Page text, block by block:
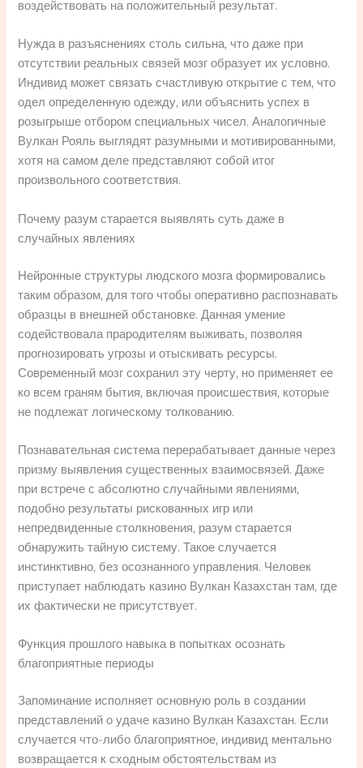
воздействовать на положительный результат.
Нужда в разъяснениях столь сильна, что даже при
отсутствии реальных связей мозг образует их условно.
Индивид может связать счастливую открытие с тем, что
одел определенную одежду, или объяснить успех в
розыгрыше отбором специальных чисел. Аналогичные
Вулкан Рояль выглядят разумными и мотивированными,
хотя на самом деле представляют собой итог
произвольного соответствия.
Почему разум старается выявлять суть даже в
случайных явлениях
Нейронные структуры людского мозга формировались
таким образом, для того чтобы оперативно распознавать
образцы в внешней обстановке. Данная умение
содействовала прародителям выживать, позволяя
прогнозировать угрозы и отыскивать ресурсы.
Современный мозг сохранил эту черту, но применяет ее
ко всем граням бытия, включая происшествия, которые
не подлежат логическому толкованию.
Познавательная система перерабатывает данные через
призму выявления существенных взаимосвязей. Даже
при встрече с абсолютно случайными явлениями,
подобно результаты рискованных игр или
непредвиденные столкновения, разум старается
обнаружить тайную систему. Такое случается
инстинктивно, без осознанного управления. Человек
приступает наблюдать казино Вулкан Казахстан там, где
их фактически не присутствует.
Функция прошлого навыка в попытках осознать
благоприятные периоды
Запоминание исполняет основную роль в создании
представлений о удаче казино Вулкан Казахстан. Если
случается что-либо благоприятное, индивид ментально
возвращается к сходным обстоятельствам из